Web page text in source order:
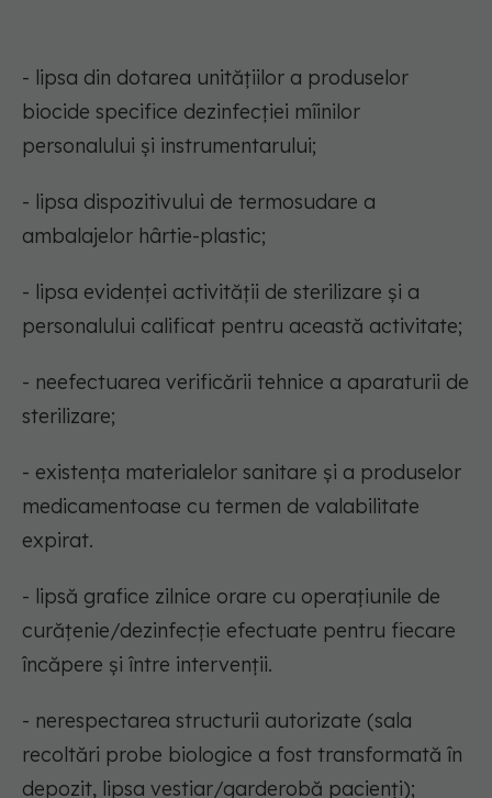
- lipsa din dotarea unitățiilor a produselor
biocide specifice dezinfecției mîinilor
personalului și instrumentarului;
- lipsa dispozitivului de termosudare a
ambalajelor hârtie-plastic;
- lipsa evidenței activității de sterilizare și a
personalului calificat pentru această activitate;
- neefectuarea verificării tehnice a aparaturii de
sterilizare;
- existența materialelor sanitare și a produselor
medicamentoase cu termen de valabilitate
expirat.
- lipsă grafice zilnice orare cu operațiunile de
curățenie/dezinfecție efectuate pentru fiecare
încăpere și între intervenții.
- nerespectarea structurii autorizate (sala
recoltări probe biologice a fost transformată în
depozit, lipsa vestiar/garderobă pacienți);